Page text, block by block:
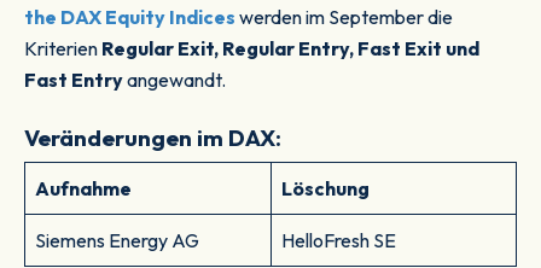
the DAX Equity Indices werden im September die
Kriterien Regular Exit, Regular Entry, Fast Exit und
Fast Entryangewandt.
Veränderungen im DAX:
Aufnahme Löschung
Siemens Energy AG HelloFresh SE